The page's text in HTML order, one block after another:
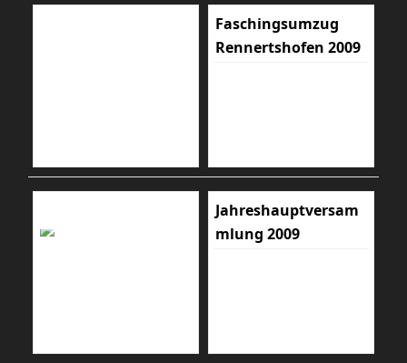
Faschingsumzug
Rennertshofen 2009
Jahreshauptversam
mlung 2009